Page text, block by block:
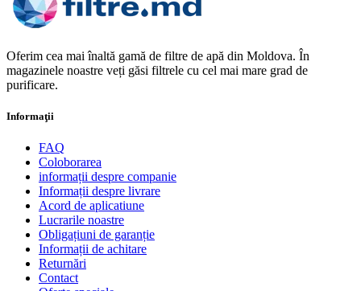
Oferim cea mai înaltă gamă de filtre de apă din Moldova. În
magazinele noastre veți găsi filtrele cu cel mai mare grad de
purificare.
Informaţii
FAQ
Coloborarea
informații despre companie
Informații despre livrare
Acord de aplicatiune
Lucrarile noastre
Obligațiuni de garanție
Informații de achitare
Returnări
Contact